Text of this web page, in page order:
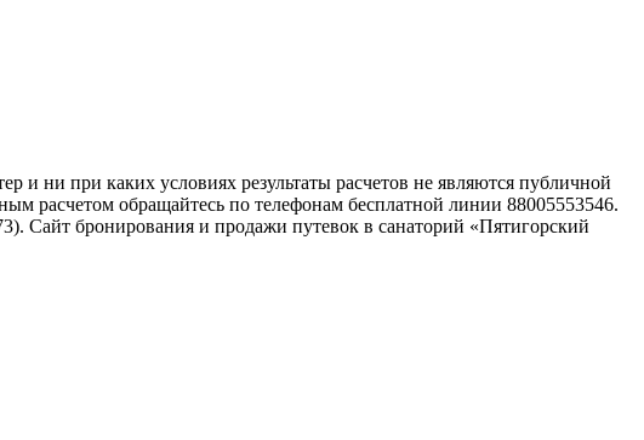
ни при каких условиях результаты расчетов не являются публичной
расчетом обращайтесь по телефонам бесплатной линии 88005553546.
Сайт бронирования и продажи путевок в санаторий «Пятигорский